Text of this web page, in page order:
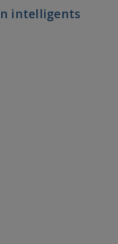
intelligents